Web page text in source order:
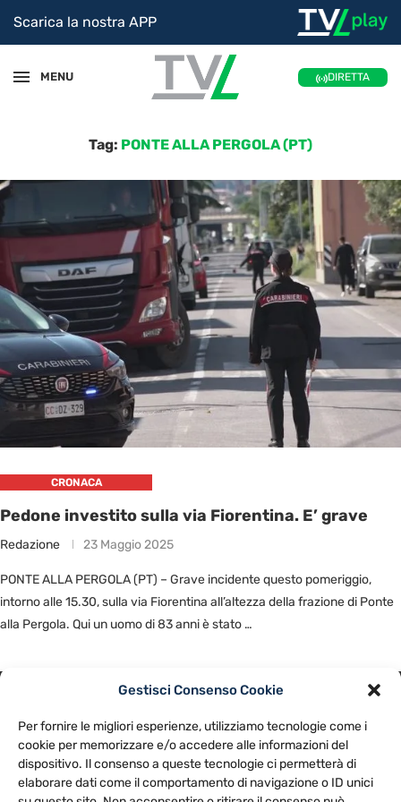
Gestisci Consenso Cookie
Per fornire le migliori esperienze, utilizziamo tecnologie come i
cookie per memorizzare e/o accedere alle informazioni del
dispositivo. Il consenso a queste tecnologie ci permetterà di
elaborare dati come il comportamento di navigazione o ID unici
Scarica la nostra APP
MENU DIRETTA
Tag: PONTE ALLA PERGOLA (PT)
CRONACA
Pedone investito sulla via Fiorentina. E’ grave
Redazione 23 Maggio 2025
PONTE ALLA PERGOLA (PT) – Grave incidente questo pomeriggio,
intorno alle 15.30, sulla via Fiorentina all’altezza della frazione di Ponte
alla Pergola. Qui un uomo di 83 anni è stato …
NOTE LEGALI
CONTATTACI PREFERENZE
TV LIBERA S.P.A.
Via Monteleonese 95/21 – 51100 Pistoia (PT)